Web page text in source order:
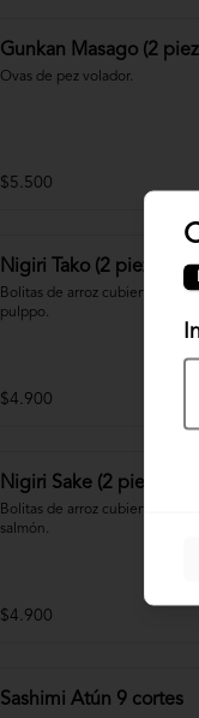
Gunkan Masago (2
Ovas de pez volador.
$5.500
Nigiri Tako (2 piezas)
Bolitas de arroz cubiertas por
pulppo.
$4.900
Nigiri Sake (2 piezas)
Bolitas de arroz cubiertas por
salmón.
$4.900
Sashimi Atún 9 cortes